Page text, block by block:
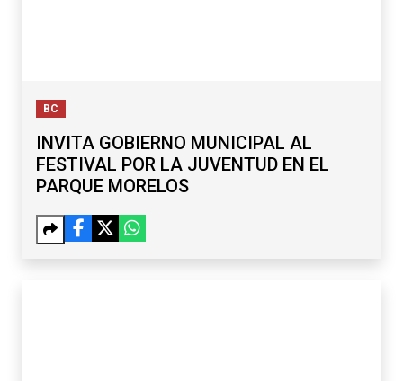
BC
INVITA GOBIERNO MUNICIPAL AL
FESTIVAL POR LA JUVENTUD EN EL
PARQUE MORELOS